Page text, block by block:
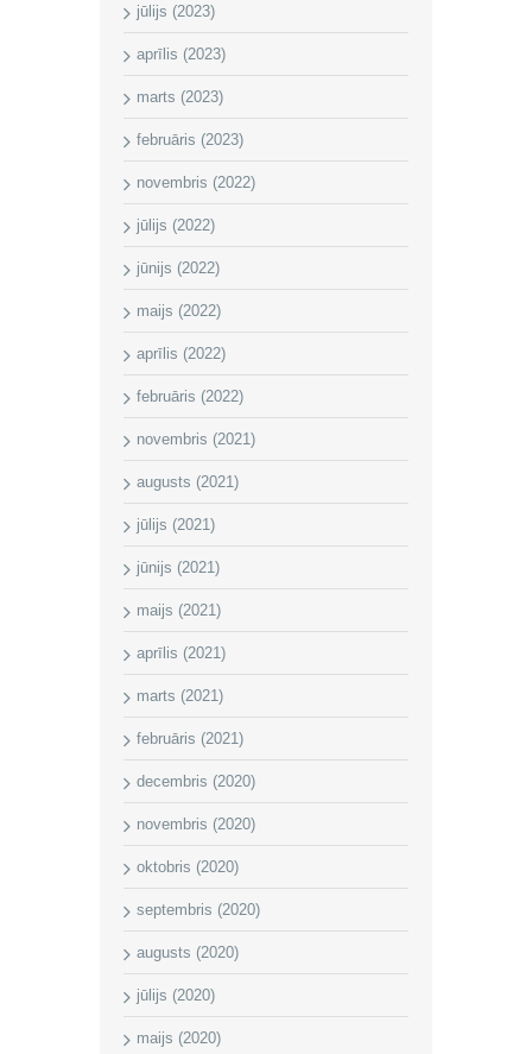
jūlijs (2023)
aprīlis (2023)
marts (2023)
februāris (2023)
novembris (2022)
jūlijs (2022)
jūnijs (2022)
maijs (2022)
aprīlis (2022)
februāris (2022)
novembris (2021)
augusts (2021)
jūlijs (2021)
jūnijs (2021)
maijs (2021)
aprīlis (2021)
marts (2021)
februāris (2021)
decembris (2020)
novembris (2020)
oktobris (2020)
septembris (2020)
augusts (2020)
jūlijs (2020)
maijs (2020)